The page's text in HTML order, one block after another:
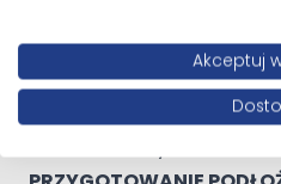
Bardzo dobre krycie
Nie powoduje korozji metali
Nie zawiera rozpuszczalników
Nadaję się do używania z
Akceptuj